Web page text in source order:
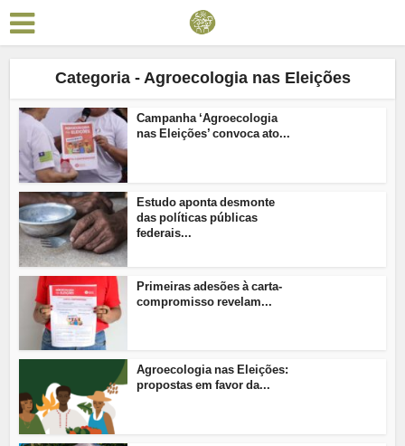
Categoria - Agroecologia nas Eleições
Campanha ‘Agroecologia
nas Eleições’ convoca ato...
Estudo aponta desmonte
das políticas públicas
federais...
Primeiras adesões à carta-
compromisso revelam...
Agroecologia nas Eleições:
propostas em favor da...